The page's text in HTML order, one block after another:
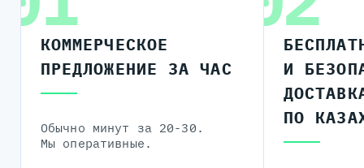
КОММЕРЧЕСКОЕ
ПРЕДЛОЖЕНИЕ ЗА ЧАС
Обычно минут за 20-30.
Мы оперативные.
И
ПО